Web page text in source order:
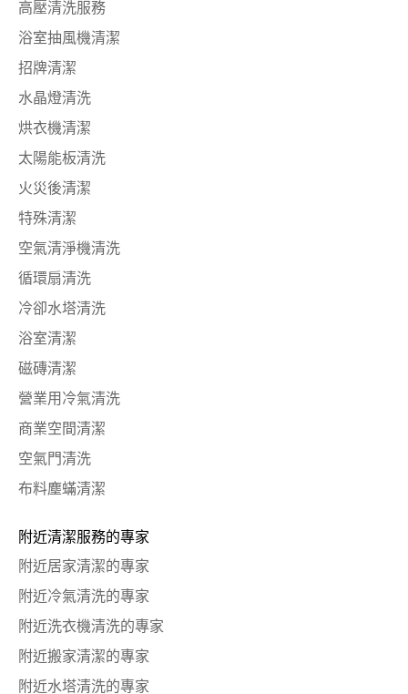
高壓清洗服務
浴室抽風機清潔
招牌清潔
水晶燈清洗
烘衣機清潔
太陽能板清洗
火災後清潔
特殊清潔
空氣清淨機清洗
循環扇清洗
冷卻水塔清洗
浴室清潔
磁磚清潔
營業用冷氣清洗
商業空間清潔
空氣門清洗
布料塵蟎清潔
附近清潔服務的專家
附近居家清潔的專家
附近冷氣清洗的專家
附近洗衣機清洗的專家
附近搬家清潔的專家
附近水塔清洗的專家